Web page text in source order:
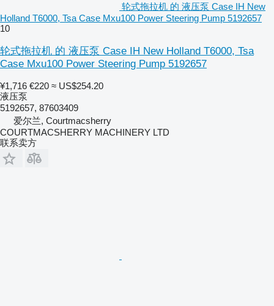
轮式拖拉机 的 液压泵 Case IH New
Holland T6000, Tsa Case Mxu100 Power Steering Pump 5192657
10
轮式拖拉机 的 液压泵 Case IH New Holland T6000, Tsa
Case Mxu100 Power Steering Pump 5192657
¥1,716 €220 ≈ US$254.20
液压泵
5192657, 87603409
爱尔兰, Courtmacsherry
COURTMACSHERRY MACHINERY LTD
联系卖方